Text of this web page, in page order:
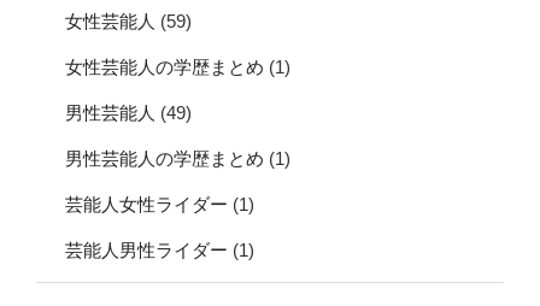
女性芸能人 (59)
女性芸能人の学歴まとめ (1)
男性芸能人 (49)
男性芸能人の学歴まとめ (1)
芸能人女性ライダー (1)
芸能人男性ライダー (1)